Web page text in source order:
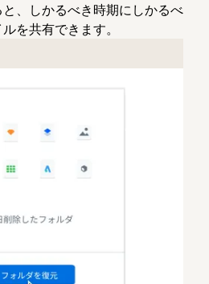
、しかるべき時期にしかるべ
を共有できます。